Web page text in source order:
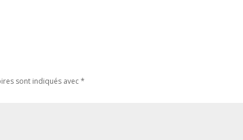
sont indiqués avec*